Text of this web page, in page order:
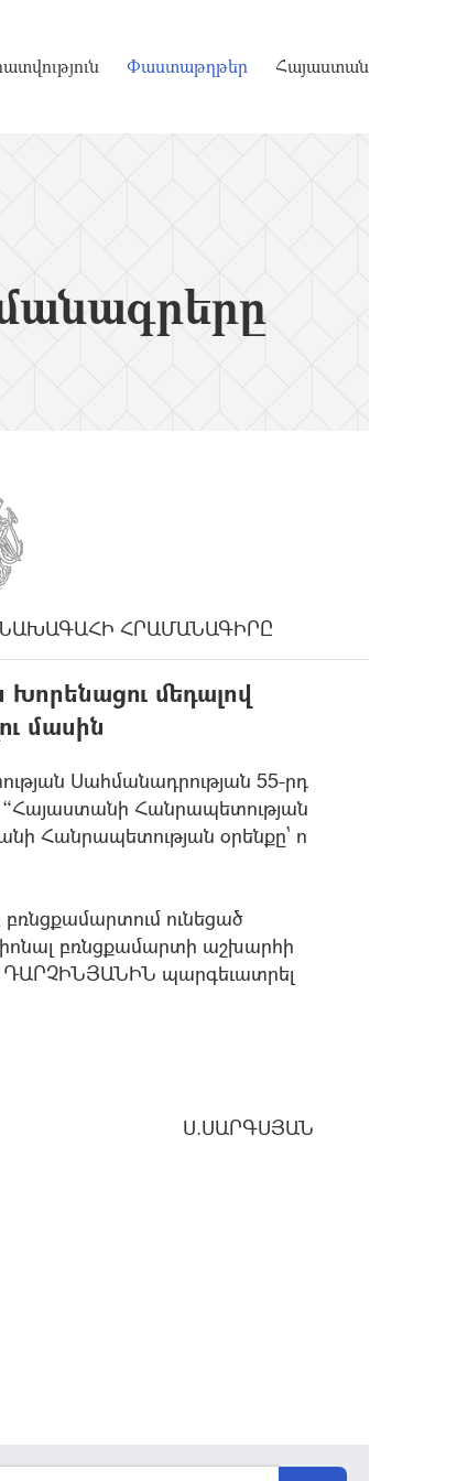
Փաստաթղթեր Հայաստան
ՀՐԱՄԱՆԱԳԻՐԸ
մեդալով
մասին
Սահմանադրության 55-րդ
“Հայաստանի Հանրապետության
Հանրապետության օրենքը` ո
ունեցած
բռնցքամարտի աշխարհի
պարգեւատրել
Ս.ՍԱՐԳՍՅԱՆ